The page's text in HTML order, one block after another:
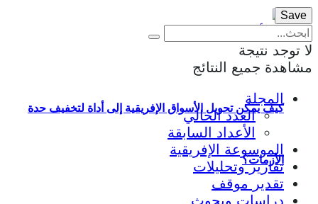
كيف يمكن تحويل الأسواق الإفريقية إلى أداة لتخفيف حدة
الأزمات؟
لا توجد نتيجة
مشاهدة جميع النتائج
المجلة
العدد الحالي
الأعداد السابقة
الموسوعة الإفريقية
تقارير وتحليلات
تقدير موقف
دراسات وبحوث